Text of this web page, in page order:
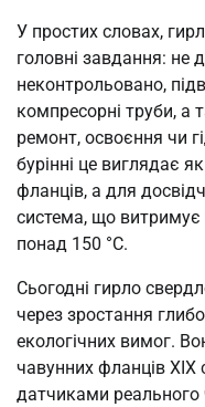
У простих словах,
головні завдання: не
неконтрольовано,
компресорні труби, а
ремонт, освоєння чи
бурінні це виглядає
фланців, а для
система, що
понад 150 °C.
Сьогодні гирло
через зростання
екологічних вимог.
чавунних фланців XIX
датчиками реального